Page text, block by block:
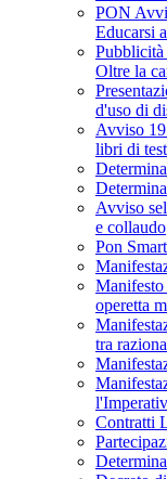
PON
Educarsi
Oltre la
d'uso di
Avviso
libri di
Avviso
e collaudo
Pon
operetta
tra
Contratti